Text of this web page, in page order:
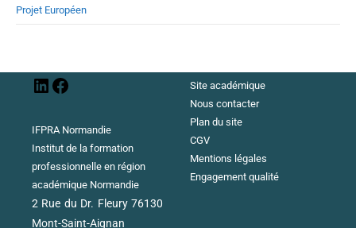
Projet Européen
IFPRA Normandie
Institut de la formation
professionnelle en région
académique Normandie
2 Rue du Dr. Fleury 76130
Mont-Saint-Aignan
Site académique
Nous contacter
Plan du site
CGV
Mentions légales
Engagement qualité